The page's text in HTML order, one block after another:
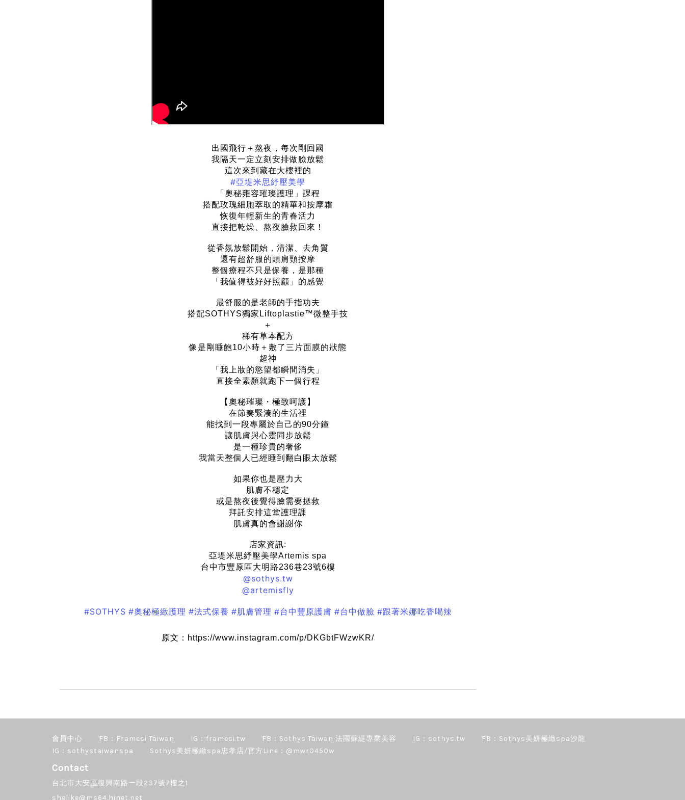
出國飛行＋熬夜，每次剛回國
我隔天一定立刻安排做臉放鬆
這次來到藏在大樓裡的
#亞堤米思紓壓美學
「奧秘雍容璀璨護理」課程
搭配玫瑰細胞萃取的精華和按摩霜
恢復年輕新生的青春活力
直接把乾燥、熬夜臉救回來！
從香氛放鬆開始，清潔、去角質
還有超舒服的頭肩頸按摩
整個療程不只是保養，是那種
「我值得被好好照顧」的感覺
最舒服的是老師的手指功夫
搭配SOTHYS獨家Liftoplastie™微整手技
＋
稀有草本配方
像是剛睡飽10小時＋敷了三片面膜的狀態
超神
「我上妝的慾望都瞬間消失」
直接全素顏就跑下一個行程
【奧秘璀璨・極致呵護】
在節奏緊湊的生活裡
能找到一段專屬於自己的90分鐘
讓肌膚與心靈同步放鬆
是一種珍貴的奢侈
我當天整個人已經睡到翻白眼太放鬆
如果你也是壓力大
肌膚不穩定
或是熬夜後覺得臉需要拯救
拜託安排這堂護理課
肌膚真的會謝謝你
店家資訊:
亞堤米思紓壓美學Artemis spa
台中市豐原區大明路236巷23號6樓
@sothys.tw
@artemisfly
#SOTHYS #奧秘極緻護理 #法式保養 #肌膚管理 #台中豐原護膚 #台中做臉 #跟著米娜吃香喝辣
原文：https://www.instagram.com/p/DKGbtFWzwKR/
會員中心 FB：Framesi Taiwan IG：framesi.tw FB：Sothys Taiwan 法國蘇緹專業美容 IG：sothys.tw
FB：Sothys美妍極緻spa沙龍
IG：sothystaiwanspa
Sothys美妍極緻spa忠孝店/官方Line：@mwr0450w
Contact
台北市大安區復興南路一段237號7樓之1
shelike@ms64.hinet.net